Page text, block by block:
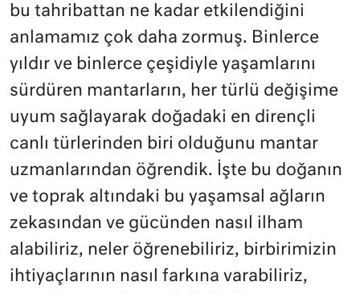
bu tahribattan ne kadar etkilendiğini
anlamamız çok daha zormuş. Binlerce
yıldır ve binlerce çeşidiyle yaşamlarını
sürdüren mantarların, her türlü değişime
uyum sağlayarak doğadaki en dirençli
canlı türlerinden biri olduğunu mantar
uzmanlarından öğrendik. İşte bu doğanın
ve toprak altındaki bu yaşamsal ağların
zekasından ve gücünden nasıl ilham
alabiliriz, neler öğrenebiliriz, birbirimizin
ihtiyaçlarının nasıl farkına varabiliriz,